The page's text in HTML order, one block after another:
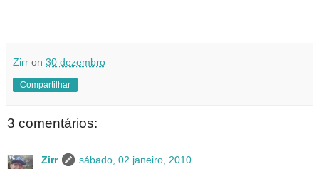
Zirr on 30 dezembro
Compartilhar
3 comentários:
Zirr
sábado, 02 janeiro, 2010